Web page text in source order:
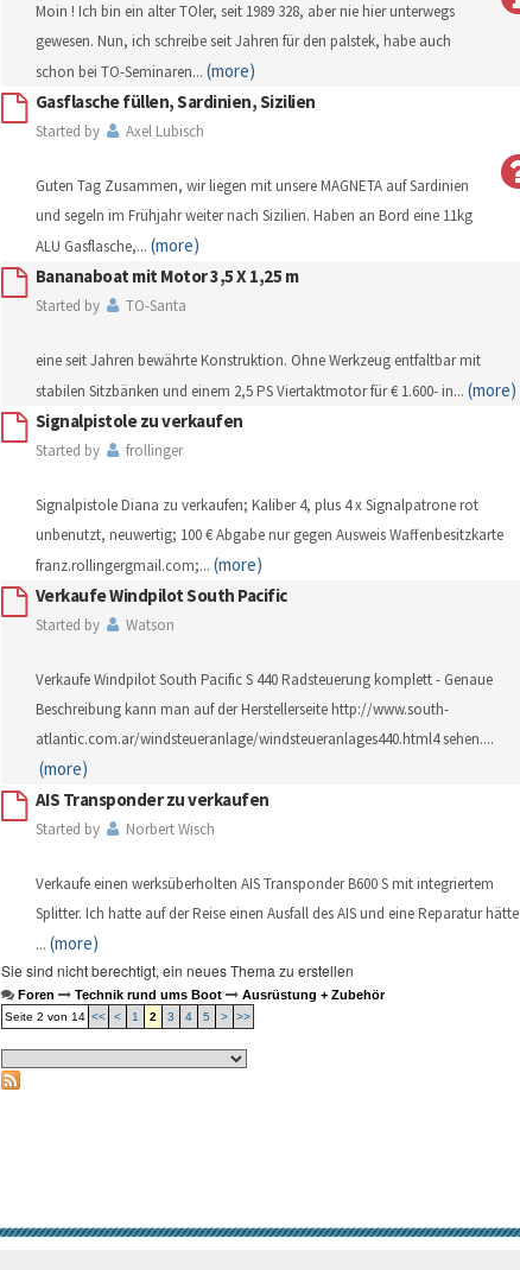
Moin ! Ich bin ein alter TOler, seit 1989 328, aber nie hier unterwegs
gewesen. Nun, ich schreibe seit Jahren für den palstek, habe auch
schon bei TO-Seminaren... (more)
Gasflasche füllen, Sardinien, Sizilien
Started by Axel Lubisch
Guten Tag Zusammen, wir liegen mit unsere MAGNETA auf Sardinien
und segeln im Frühjahr weiter nach Sizilien. Haben an Bord eine 11kg
ALU Gasflasche,... (more)
Bananaboat mit Motor 3,5 X 1,25 m
Started by TO-Santa
eine seit Jahren bewährte Konstruktion. Ohne Werkzeug entfaltbar mit
stabilen Sitzbänken und einem 2,5 PS Viertaktmotor für € 1.600- in... (more)
Signalpistole zu verkaufen
Started by frollinger
Signalpistole Diana zu verkaufen; Kaliber 4, plus 4 x Signalpatrone rot
unbenutzt, neuwertig; 100 € Abgabe nur gegen Ausweis Waffenbesitzkarte
franz.rollingergmail.com;... (more)
Verkaufe Windpilot South Pacific
Started by Watson
Verkaufe Windpilot South Pacific S 440 Radsteuerung komplett - Genaue
Beschreibung kann man auf der Herstellerseite http://www.south-
atlantic.com.ar/windsteueranlage/windsteueranlages440.html4 sehen....
(more)
AIS Transponder zu verkaufen
Started by Norbert Wisch
Verkaufe einen werksüberholten AIS Transponder B600 S mit integriertem
Splitter. Ich hatte auf der Reise einen Ausfall des AIS und eine Reparatur hätte
... (more)
Sie sind nicht berechtigt, ein neues Thema zu erstellen
Foren Technik rund ums Boot Ausrüstung + Zubehör
Seite 2 von 14 << < 1 2 3 4 5 > >>